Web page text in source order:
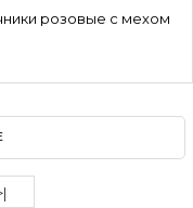
розовые с мехом